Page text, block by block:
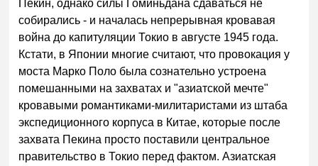
Пекин, однако силы Гоминьдана сдаваться не
собирались - и началась непрерывная кровавая
война до капитуляции Токио в августе 1945 года.
Кстати, в Японии многие считают, что провокация у
моста Марко Поло была сознательно устроена
помешанными на захватах и "азиатской мечте"
кровавыми романтиками-милитаристами из штаба
экспедиционного корпуса в Китае, которые после
захвата Пекина просто поставили центральное
правительство в Токио перед фактом. Азиатская